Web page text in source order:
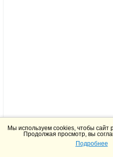
Telegram
Мы используем cookies, чтобы
Продолжая просмотр, вы
Подробнее